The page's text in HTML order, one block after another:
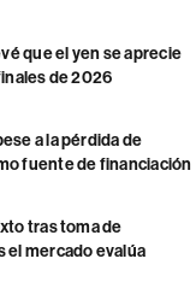
que el yen se aprecie
de 2026
a la pérdida de
fuente de financiación
tras toma de
el mercado evalúa